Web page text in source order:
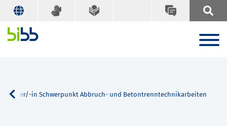
in Schwerpunkt Abbruch- und Betontrenntechnikarbeiten